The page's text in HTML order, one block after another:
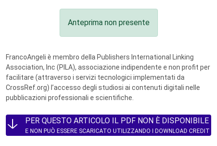
Anteprima non presente
FrancoAngeli è membro della Publishers International Linking
Association, Inc (PILA), associazione indipendente e non profit per
facilitare (attraverso i servizi tecnologici implementati da
CrossRef.org) l’accesso degli studiosi ai contenuti digitali nelle
pubblicazioni professionali e scientifiche.
PER QUESTO ARTICOLO IL PDF NON È DISPONIBILE
E NON PUÒ ESSERE SCARICATO UTILIZZANDO I DOWNLOAD CREDIT